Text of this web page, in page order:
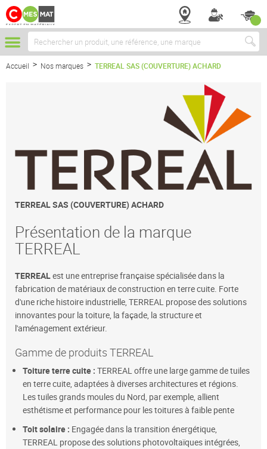
Chercher
Accueil Nos marques TERREAL SAS (COUVERTURE) ACHARD
TERREAL SAS (COUVERTURE) ACHARD
Présentation de la marque
TERREAL
TERREALest une entreprise française spécialisée dans la
fabrication de matériaux de construction en terre cuite. Forte
d'une riche histoire industrielle, TERREAL propose des solutions
innovantes pour la toiture, la façade, la structure et
l'aménagement extérieur.
Gamme de produits TERREAL
Toiture terre cuite : TERREAL offre une large gamme de tuiles
en terre cuite, adaptées à diverses architectures et régions.
Les tuiles grands moules du Nord, par exemple, allient
esthétisme et performance pour les toitures à faible pente
Toit solaire : Engagée dans la transition énergétique,
TERREAL propose des solutions photovoltaïques intégrées,